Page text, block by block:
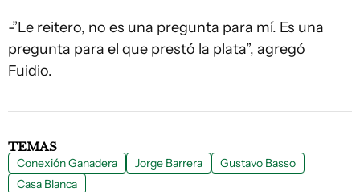
-”Le reitero, no es una pregunta para mí. Es una
pregunta para el que prestó la plata”, agregó
Fuidio.
TEMAS
Conexión Ganadera Jorge Barrera
Gustavo Basso
Casa Blanca